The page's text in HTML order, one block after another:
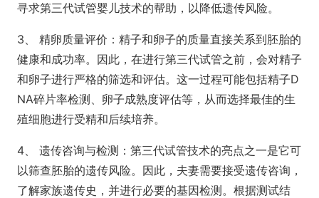
寻求第三代试管婴儿技术的帮助，以降低遗传风险。
3、 精卵质量评价：精子和卵子的质量直接关系到胚胎的
健康和成功率。因此，在进行第三代试管之前，会对精子
和卵子进行严格的筛选和评估。这一过程可能包括精子D
NA碎片率检测、卵子成熟度评估等，从而选择最佳的生
殖细胞进行受精和后续培养。
4、 遗传咨询与检测：第三代试管技术的亮点之一是它可
以筛查胚胎的遗传风险。因此，夫妻需要接受遗传咨询，
了解家族遗传史，并进行必要的基因检测。根据测试结